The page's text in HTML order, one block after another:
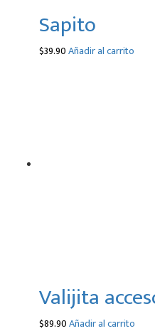
Sapito
$39.90Añadir al carrito
Valijita
$89.90Añadir al carrito